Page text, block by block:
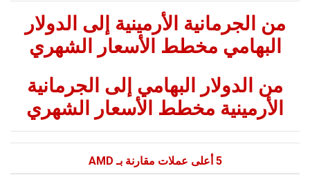
من الجرمانية الأرمينية إلى الدولار
البهامي مخطط الأسعار الشهري
من الدولار البهامي إلى الجرمانية
الأرمينية مخطط الأسعار الشهري
5 أعلى عملات مقارنة بـ AMD